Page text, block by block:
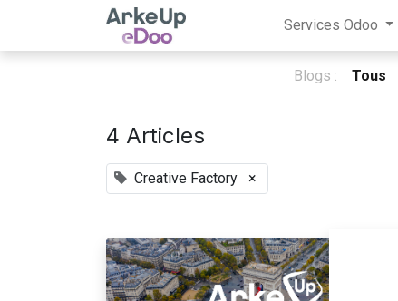
Services Odoo
Blogs : Tous
4 Articles
Creative Factory ×